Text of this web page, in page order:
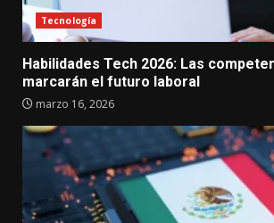
Tecnología
Habilidades Tech 2026: Las
marcarán el futuro laboral
marzo 16, 2026